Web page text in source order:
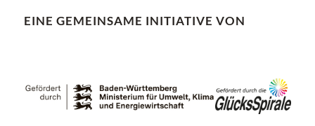
EINE GEMEINSAME INITIATIVE VON